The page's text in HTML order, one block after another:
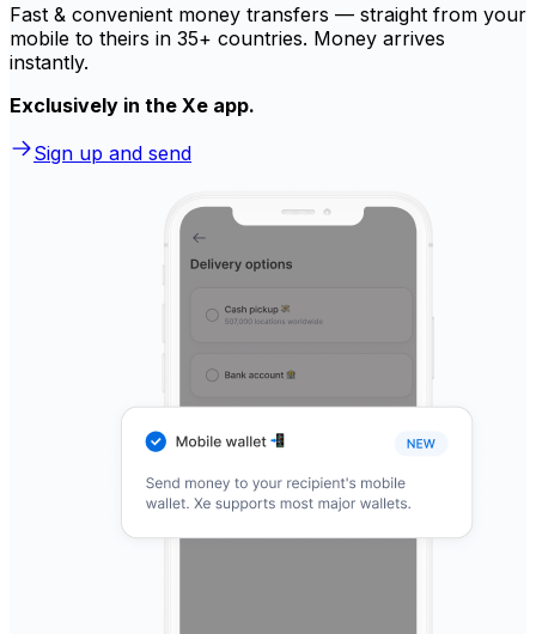
Fast & convenient money transfers — straight from your
mobile to theirs in 35+ countries. Money arrives
instantly.
Exclusively in the Xe app.
Sign up and send